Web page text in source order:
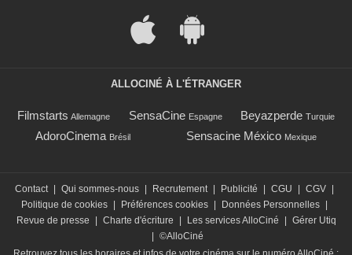
ALLOCINÉ À L'ÉTRANGER
Filmstarts Allemagne SensaCine Espagne Beyazperde Turquie
AdoroCinema Brésil Sensacine México Mexique
Contact | Qui sommes-nous | Recrutement | Publicité | CGU | CGV |
Politique de cookies | Préférences cookies | Données Personnelles |
Revue de presse
| Charte d'écriture | Les services AlloCiné | Gérer Utiq
| ©AlloCiné